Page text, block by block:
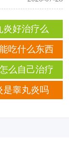
炎好治疗么
吃什么东西
么自己治疗
是睾丸炎吗